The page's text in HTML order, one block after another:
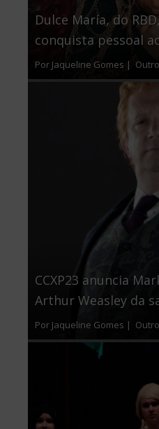
Dulce María, do
conquista pessoal
Por Jaqueline Gomes |
CCXP23 anuncia
Arthur Weasley da
Por Jaqueline Gomes |